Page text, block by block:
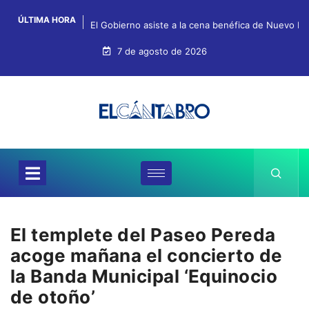
ÚLTIMA HORA El Gobierno asiste a la cena benéfica de Nuevo
7 de agosto de 2026
El templete del Paseo Pereda
acoge mañana el concierto de
la Banda Municipal ‘Equinocio
de otoño’